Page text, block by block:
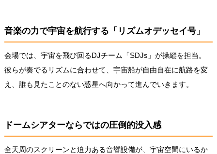
音楽の力で宇宙を航行する「リズムオデッセイ号」
会場では、宇宙を飛び回るDJチーム「SDJs」が操縦を担当。
彼らが奏でるリズムに合わせて、宇宙船が自由自在に航路を変
え、誰も見たことのない惑星へ向かって進んでいきます。
ドームシアターならではの圧倒的没入感
全天周のスクリーンと迫力ある音響設備が、宇宙空間にいるか